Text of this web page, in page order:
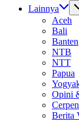
Lainnya
Aceh
Bali
Banten
NTB
NTT
Papua
Opini
Cerpen
Berita